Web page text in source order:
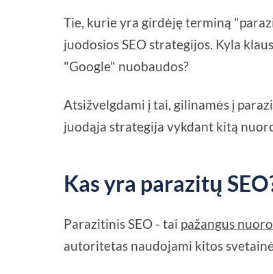
Tie, kurie yra girdėję terminą
juodosios SEO strategijos. Kyla
"Google" nuobaudos?
Atsižvelgdami į tai, gilinamės į
juodąja strategija vykdant kitą
Kas yra parazitų
Parazitinis SEO - tai pažangus
autoritetas naudojami kitos